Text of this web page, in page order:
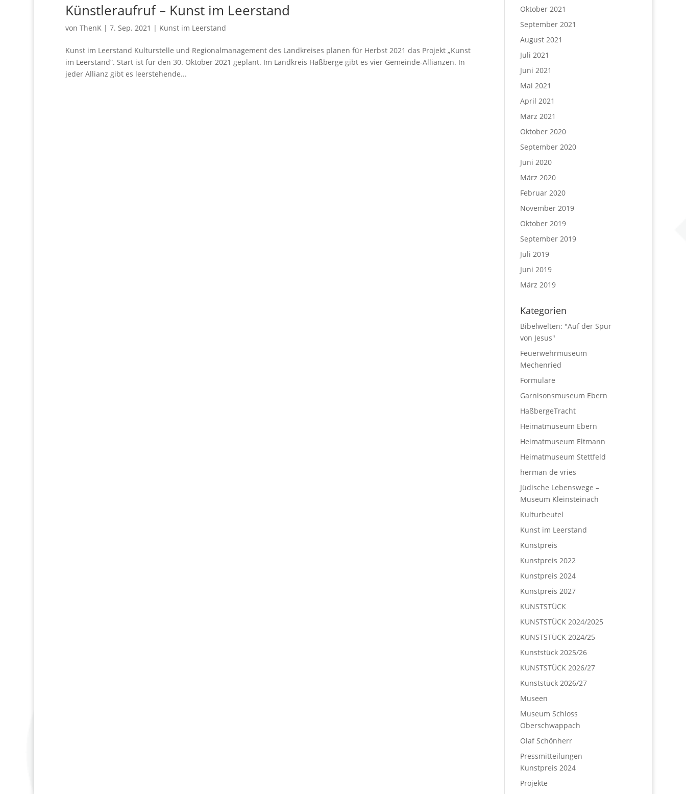
Künstleraufruf – Kunst im Leerstand
von ThenK | 7. Sep. 2021 | Kunst im Leerstand
Kunst im Leerstand Kulturstelle und Regionalmanagement des Landkreises planen für Herbst 2021 das Projekt „Kunst
im Leerstand“. Start ist für den 30. Oktober 2021 geplant. Im Landkreis Haßberge gibt es vier Gemeinde-Allianzen. In
jeder Allianz gibt es leerstehende...
Oktober 2021
September 2021
August 2021
Juli 2021
Juni 2021
Mai 2021
April 2021
März 2021
Oktober 2020
September 2020
Juni 2020
März 2020
Februar 2020
November 2019
Oktober 2019
September 2019
Juli 2019
Juni 2019
März 2019
Kategorien
Bibelwelten: "Auf der Spur
von Jesus"
Feuerwehrmuseum
Mechenried
Formulare
Garnisonsmuseum Ebern
HaßbergeTracht
Heimatmuseum Ebern
Heimatmuseum Eltmann
Heimatmuseum Stettfeld
herman de vries
Jüdische Lebenswege –
Museum Kleinsteinach
Kulturbeutel
Kunst im Leerstand
Kunstpreis
Kunstpreis 2022
Kunstpreis 2024
Kunstpreis 2027
KUNSTSTÜCK
KUNSTSTÜCK 2024/2025
KUNSTSTÜCK 2024/25
Kunststück 2025/26
KUNSTSTÜCK 2026/27
Kunststück 2026/27
Museen
Museum Schloss
Oberschwappach
Olaf Schönherr
Pressmitteilungen
Kunstpreis 2024
Projekte